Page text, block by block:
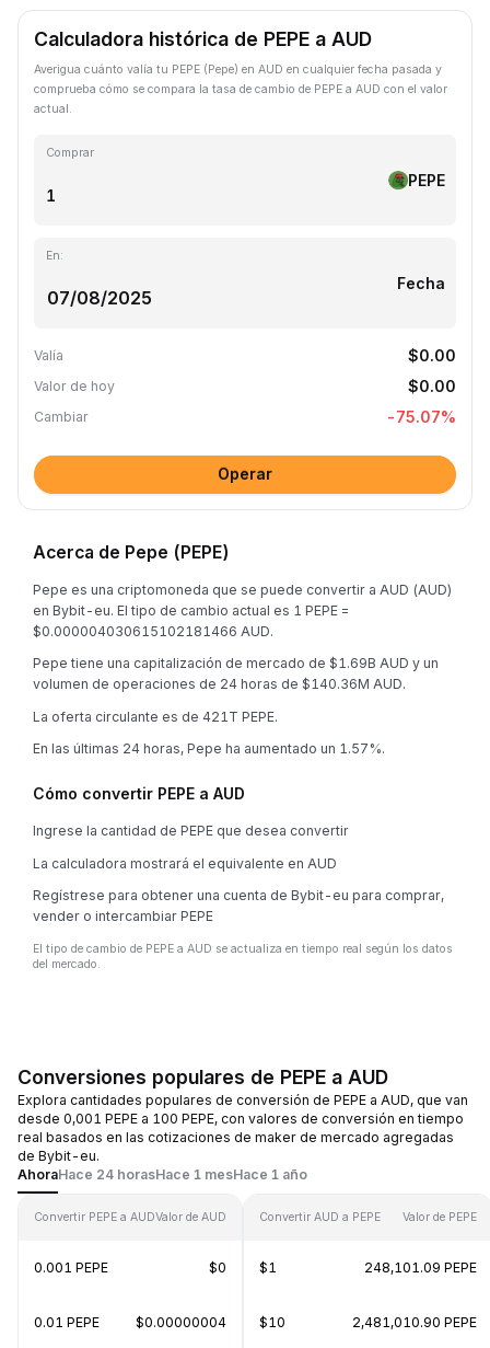
Calculadora histórica de PEPE a AUD
Averigua cuánto valía tu PEPE (Pepe) en AUD en cualquier fecha pasada y
comprueba cómo se compara la tasa de cambio de PEPE a AUD con el valor
actual.
Comprar
PEPE
En:
Fecha
Valía $0.00
Valor de hoy $0.00
Cambiar -75.07%
Operar
Acerca de Pepe (PEPE)
Pepe es una criptomoneda que se puede convertir a AUD (AUD)
en Bybit-eu. El tipo de cambio actual es 1 PEPE =
$0.000004030615102181466 AUD.
Pepe tiene una capitalización de mercado de $1.69B AUD y un
volumen de operaciones de 24 horas de $140.36M AUD.
La oferta circulante es de 421T PEPE.
En las últimas 24 horas, Pepe ha aumentado un 1.57%.
Cómo convertir PEPE a AUD
Ingrese la cantidad de PEPE que desea convertir
La calculadora mostrará el equivalente en AUD
Regístrese para obtener una cuenta de Bybit-eu para comprar,
vender o intercambiar PEPE
El tipo de cambio de PEPE a AUD se actualiza en tiempo real según los datos
del mercado.
Conversiones populares de PEPE a AUD
Explora cantidades populares de conversión de PEPE a AUD, que van
desde 0,001 PEPE a 100 PEPE, con valores de conversión en tiempo
real basados en las cotizaciones de maker de mercado agregadas
de Bybit-eu.
AhoraHace 24 horasHace 1 mesHace 1 año
Convertir PEPE a AUDValor de AUD
0.001 PEPE $0
0.01 PEPE $0.00000004
Convertir AUD a PEPE Valor de PEPE
$1 248,101.09 PEPE
$10 2,481,010.90 PEPE